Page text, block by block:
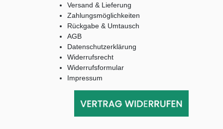
Versand & Lieferung
Zahlungsmöglichkeiten
Rückgabe & Umtausch
AGB
Datenschutzerklärung
Widerrufsrecht
Widerrufsformular
Impressum